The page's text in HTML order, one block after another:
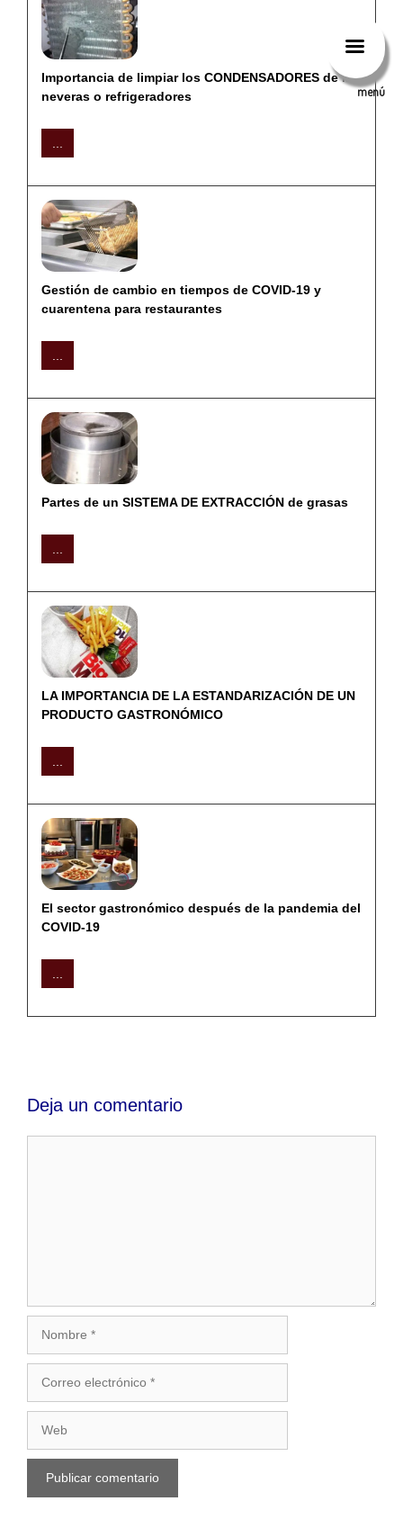
Importancia de limpiar los CONDENSADORES de las
neveras o refrigeradores
Gestión de cambio en tiempos de COVID-19 y
cuarentena para restaurantes
Partes de un SISTEMA DE EXTRACCIÓN de grasas
LA IMPORTANCIA DE LA ESTANDARIZACIÓN DE UN
PRODUCTO GASTRONÓMICO
El sector gastronómico después de la pandemia del
COVID-19
Deja un comentario
electrónico
menú